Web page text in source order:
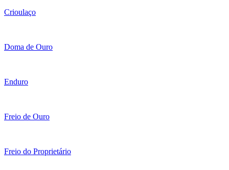
Crioulaço
Doma de Ouro
Enduro
Freio de Ouro
Freio do Proprietário